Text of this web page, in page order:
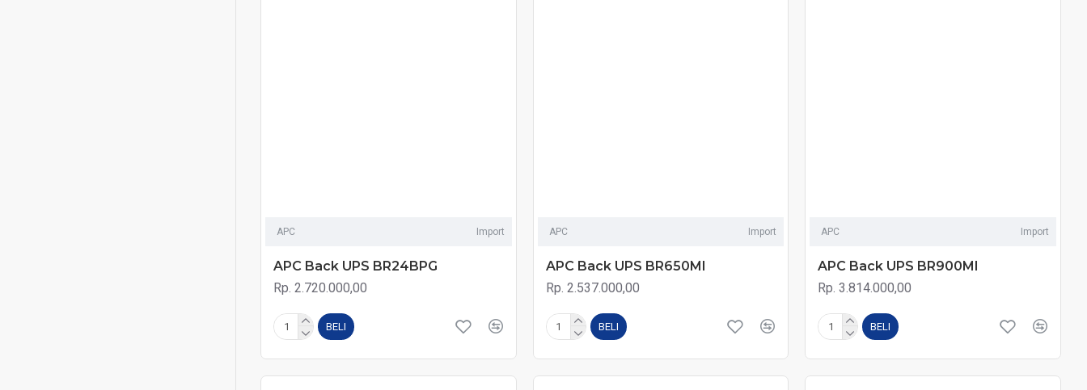
APC Import
APC Back UPS BR24BPG
Rp. 2.720.000,00
BELI
APC Import
APC Back UPS BR650MI
Rp. 2.537.000,00
BELI
APC Import
APC Back UPS BR900MI
Rp. 3.814.000,00
BELI